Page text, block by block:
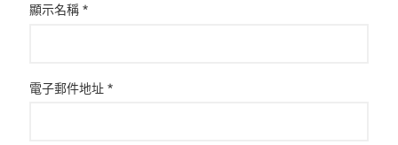
顯示名稱 *
電子郵件地址 *